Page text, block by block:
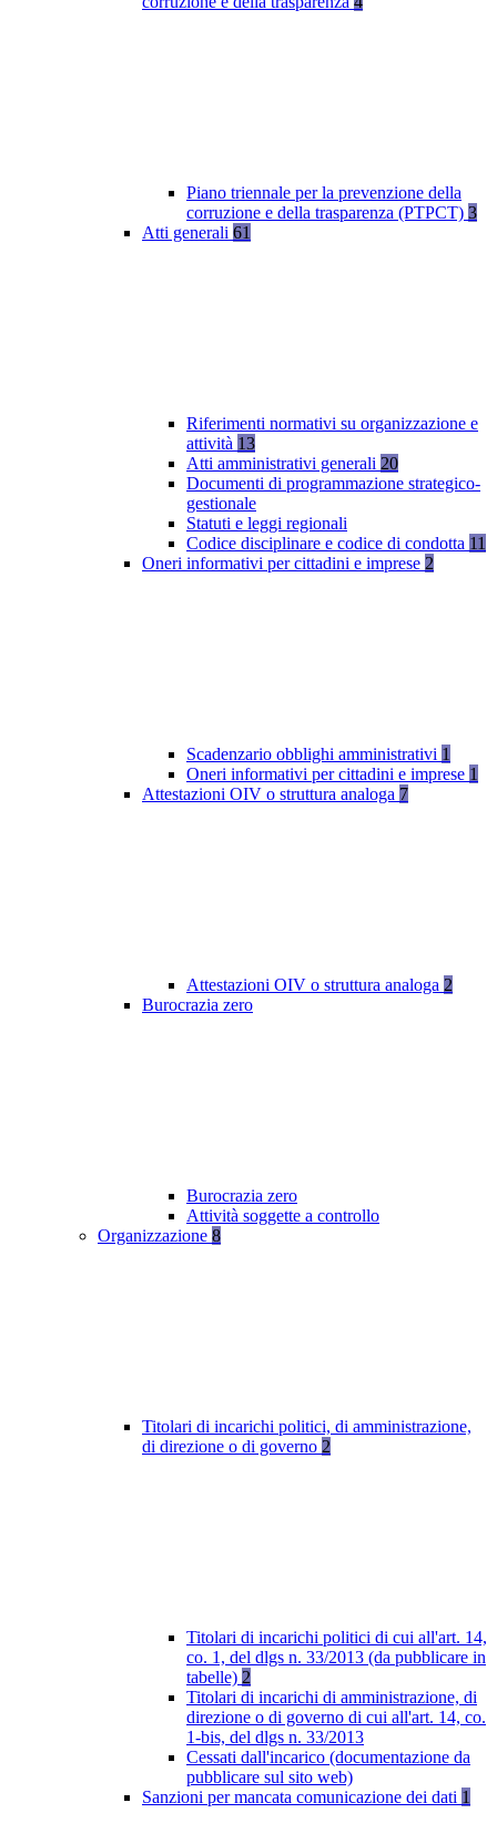
Piano triennale per la prevenzione della
corruzione e della trasparenza (PTPCT) 3
Atti generali 61
Riferimenti normativi su organizzazione e
attività 13
Atti amministrativi generali 20
Documenti di programmazione strategico-
gestionale
Statuti e leggi regionali
Codice disciplinare e codice di condotta 11
Oneri informativi per cittadini e imprese 2
Scadenzario obblighi amministrativi 1
Oneri informativi per cittadini e imprese 1
Attestazioni OIV o struttura analoga 7
Attestazioni OIV o struttura analoga 2
Burocrazia zero
Burocrazia zero
Attività soggette a controllo
Organizzazione 8
Titolari di incarichi politici, di amministrazione,
di direzione o di governo 2
Titolari di incarichi politici di cui all'art. 14,
co. 1, del dlgs n. 33/2013 (da pubblicare in
tabelle) 2
Titolari di incarichi di amministrazione, di
direzione o di governo di cui all'art. 14, co.
1-bis, del dlgs n. 33/2013
Cessati dall'incarico (documentazione da
pubblicare sul sito web)
Sanzioni per mancata comunicazione dei dati 1